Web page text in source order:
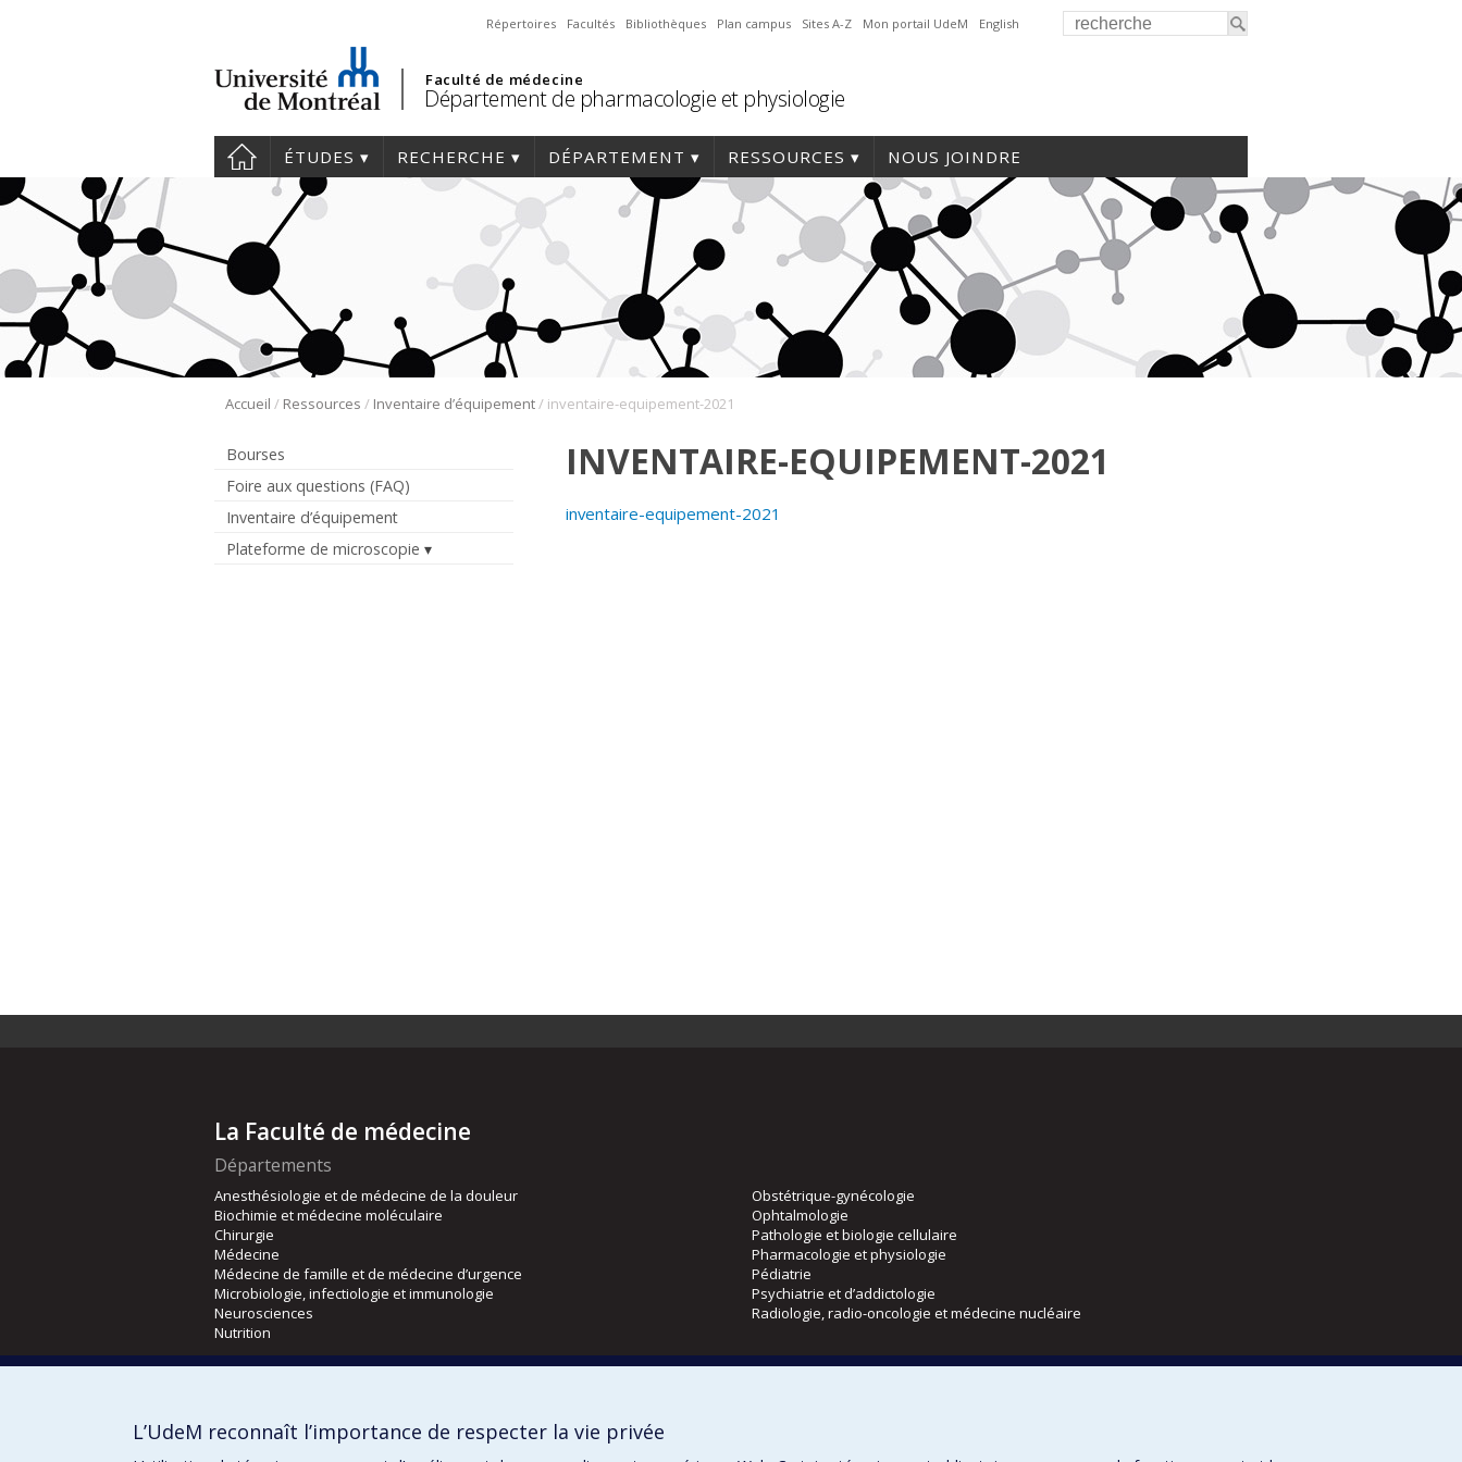
Répertoires Facultés Bibliothèques Plan campus Sites A-Z Mon portail UdeM English
Faculté de médecine
Département de pharmacologie et physiologie
ÉTUDES RECHERCHE DÉPARTEMENT RESSOURCES NOUS JOINDRE
Accueil / Ressources / Inventaire d’équipement/ inventaire-equipement-2021
Bourses
Foire aux questions (FAQ)
Inventaire d’équipement
Plateforme de microscopie
INVENTAIRE-EQUIPEMENT-2021
inventaire-equipement-2021
La Faculté de médecine
Départements
Anesthésiologie et de médecine de la douleur
Biochimie et médecine moléculaire
Chirurgie
Médecine
Médecine de famille et de médecine d’urgence
Microbiologie, infectiologie et immunologie
Neurosciences
Nutrition
Obstétrique-gynécologie
Ophtalmologie
Pathologie et biologie cellulaire
Pharmacologie et physiologie
Pédiatrie
Psychiatrie et d’addictologie
Radiologie, radio-oncologie et médecine nucléaire
Orthophonie et audiologie
L’UdeM reconnaît l’importance de respecter la vie privée